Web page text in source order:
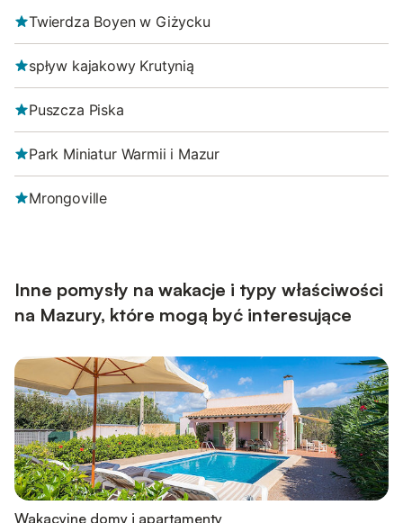
Twierdza Boyen w Giżycku
spływ kajakowy Krutynią
Puszcza Piska
Park Miniatur Warmii i Mazur
Mrongoville
Inne pomysły na wakacje i typy właściwości
na Mazury, które mogą być interesujące
Wakacyjne domy i apartamenty